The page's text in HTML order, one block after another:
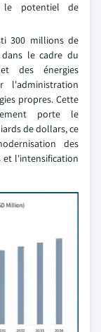
le potentiel de
300 millions de
le cadre du
des énergies
l'administration
propres. Cette
porte le
de dollars, ce
des
et l'intensification